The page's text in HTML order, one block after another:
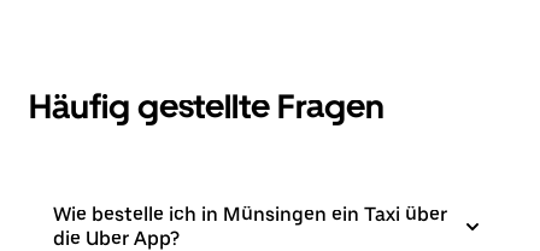
Häufig gestellte Fragen
Wie bestelle ich in Münsingen ein Taxi über
die Uber App?